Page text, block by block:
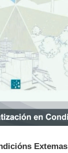
Extemas